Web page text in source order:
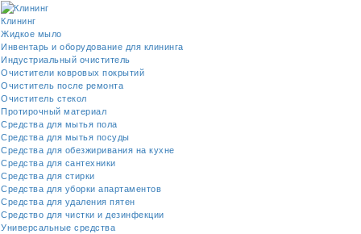
Клининг
Жидкое мыло
Инвентарь и оборудование для клининга
Индустриальный очиститель
Очистители ковровых покрытий
Очиститель после ремонта
Очиститель стекол
Протирочный материал
Средства для мытья пола
Средства для мытья посуды
Средства для обезжиривания на кухне
Средства для сантехники
Средства для стирки
Средства для уборки апартаментов
Средства для удаления пятен
Средство для чистки и дезинфекции
Универсальные средства